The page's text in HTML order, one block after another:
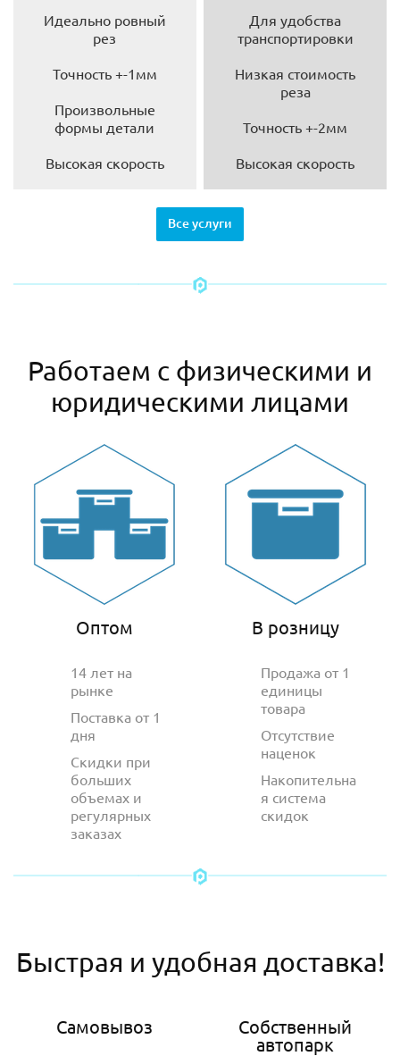
Идеально ровный
рез
Точность +-1мм
Произвольные
формы детали
Высокая скорость
Для удобства
транспортировки
Низкая стоимость
реза
Точность +-2мм
Высокая скорость
Все услуги
Работаем с физическими и
юридическими лицами
Оптом
14 лет на
рынке
Поставка от 1
дня
Скидки при
больших
объемах и
регулярных
заказах
В розницу
Продажа от 1
единицы
товара
Отсутствие
наценок
Накопительна
я система
скидок
Быстрая и удобная доставка!
Самовывоз
Собственный
автопарк